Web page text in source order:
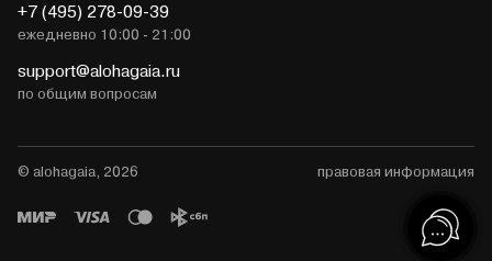
+7 (495) 278-09-39
ежедневно 10:00 - 21:00
support@alohagaia.ru
по общим вопросам
© alohagaia, 2026 правовая информация